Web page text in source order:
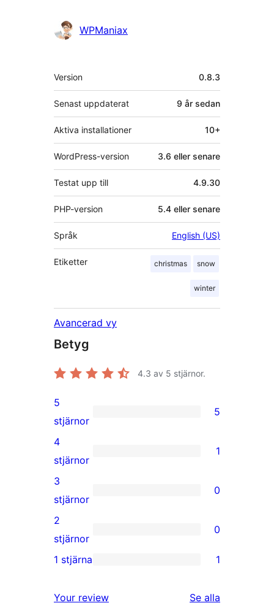
WPManiax
Meta
Version 0.8.3
Senast uppdaterat 9 år sedan
Aktiva installationer 10+
WordPress-version 3.6 eller senare
Testat upp till 4.9.30
PHP-version 5.4 eller senare
Språk English (US)
Etiketter christmas snow
winter
Avancerad vy
Betyg
4.3 av 5 stjärnor.
5
5-
stjärniga
recensioner
5
stjärnor
5
1
4-
stjärnig
recension
4
stjärnor
1
0
3-
stjärniga
recensioner
3
stjärnor
0
0
2-
recensioner
2
stjärnor
0
stjärnig
1 stjärna 1
Your review
Se alla